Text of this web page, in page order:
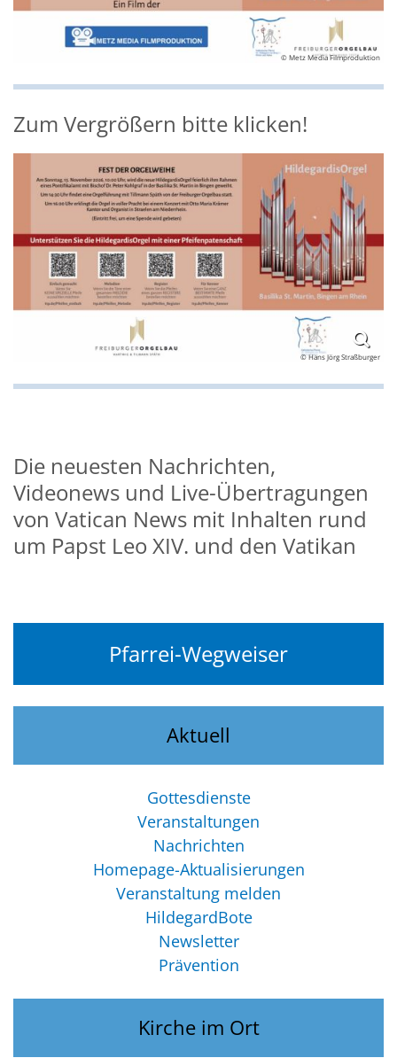
© Metz Media Filmproduktion
Zum Vergrößern bitte klicken!
© Hans Jörg Straßburger
Die neuesten Nachrichten,
Videonews und Live-Übertragungen
von Vatican News mit Inhalten rund
um Papst Leo XIV. und den Vatikan
Pfarrei-Wegweiser
Aktuell
Gottesdienste
Veranstaltungen
Nachrichten
Homepage-Aktualisierungen
Veranstaltung melden
HildegardBote
Newsletter
Prävention
Kirche im Ort